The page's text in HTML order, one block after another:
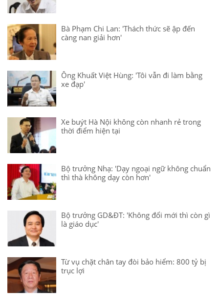
Bà Phạm Chi Lan: 'Thách thức sẽ ập đến
càng nan giải hơn'
Ông Khuất Việt Hùng: 'Tôi vẫn đi làm bằng
xe đạp'
Xe buýt Hà Nội không còn nhanh rẻ trong
thời điểm hiện tại
Bộ trưởng Nhạ: 'Dạy ngoại ngữ không chuẩn
thì thà không dạy còn hơn'
Bộ trưởng GD&ĐT: 'Không đổi mới thì còn gì
là giáo dục'
Từ vụ chặt chân tay đòi bảo hiểm: 800 tỷ bị
trục lợi